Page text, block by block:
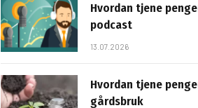
Hvordan tjene
podcast
13.07.2026
Hvordan tjene
gårdsbruk